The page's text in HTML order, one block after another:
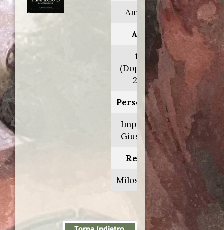
Amadeus
Anno:
1984
(Doppiaggio
2002)
Personaggio:
Imperatore
Giuseppe II
Regia di:
Milos Forman